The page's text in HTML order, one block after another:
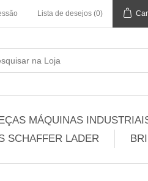
Lista de desejos (0)
MÁQUINAS
SCHAFFER LADER